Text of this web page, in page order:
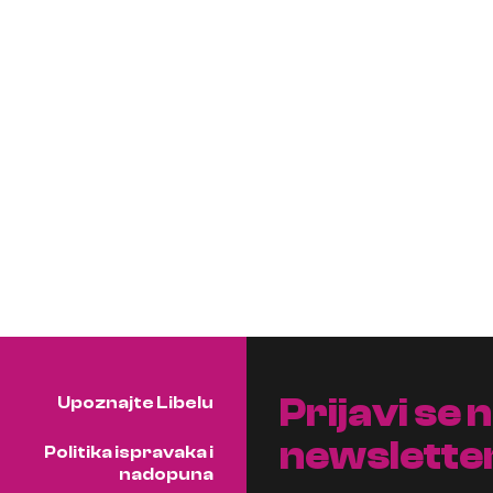
Upoznajte Libelu
Politika ispravaka i
nadopuna
Prijavi se